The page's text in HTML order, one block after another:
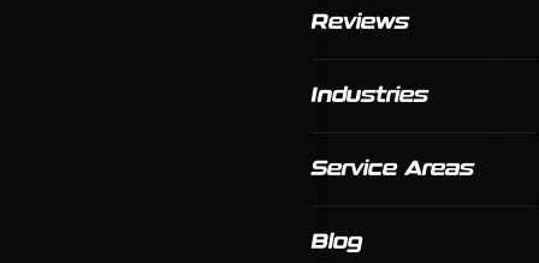
Reviews
Industries
Service Areas
Blog